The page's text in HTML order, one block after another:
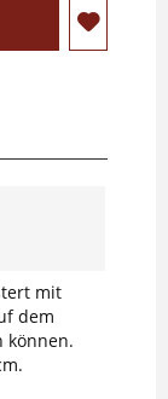
mit
dem
können.